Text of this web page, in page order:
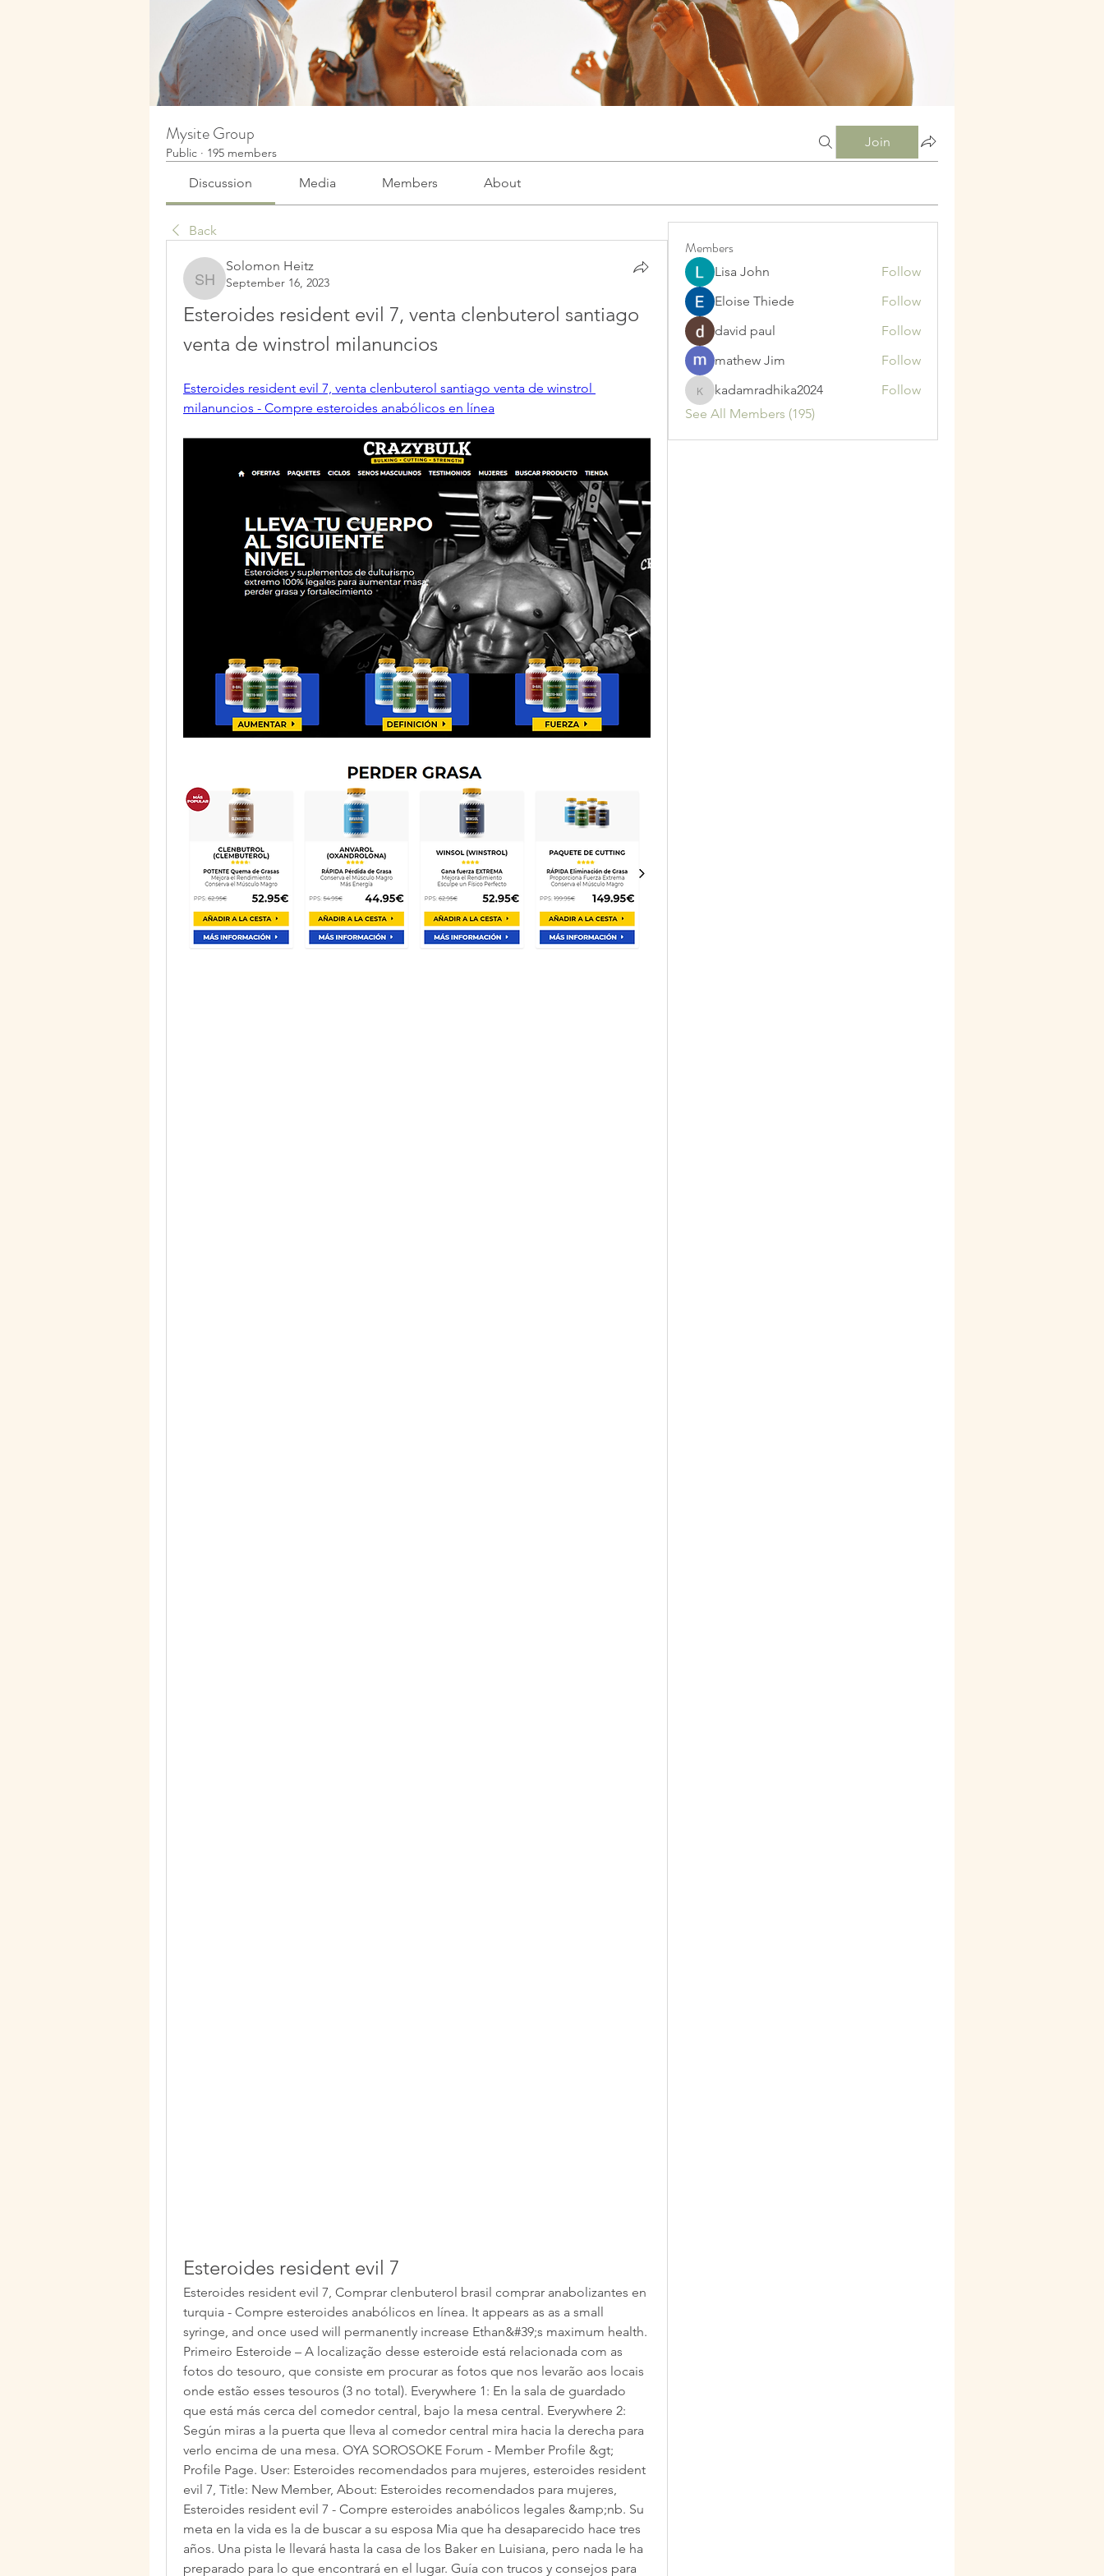
Mysite Group
Public · 195 members
Join
Discussion Media Members About
Back
Solomon Heitz
Solomon Heitz
September 16, 2023
Esteroides resident evil 7, venta clenbuterol santiago
venta de winstrol milanuncios
Esteroides resident evil 7, venta clenbuterol santiago venta de winstrol
milanuncios - Compre esteroides anabólicos en línea
Esteroides resident evil 7
Esteroides resident evil 7, Comprar clenbuterol brasil comprar anabolizantes en
turquia - Compre esteroides anabólicos en línea. It appears as as a small
syringe, and once used will permanently increase Ethan&#39;s maximum health.
Primeiro Esteroide – A localização desse esteroide está relacionada com as
fotos do tesouro, que consiste em procurar as fotos que nos levarão aos locais
onde estão esses tesouros (3 no total). Everywhere 1: En la sala de guardado
que está más cerca del comedor central, bajo la mesa central. Everywhere 2:
Según miras a la puerta que lleva al comedor central mira hacia la derecha para
verlo encima de una mesa. OYA SOROSOKE Forum - Member Profile &gt;
Profile Page. User: Esteroides recomendados para mujeres, esteroides resident
evil 7, Title: New Member, About: Esteroides recomendados para mujeres,
Esteroides resident evil 7 - Compre esteroides anabólicos legales &amp;nb. Su
meta en la vida es la de buscar a su esposa Mia que ha desaparecido hace tres
años. Una pista le llevará hasta la casa de los Baker en Luisiana, pero nada le ha
preparado para lo que encontrará en el lugar. Guía con trucos y consejos para
Members
Lisa John
Follow
Eloise Thiede
Follow
david paul
Follow
mathew Jim
Follow
kadamradhika2024
kadamradhika2024
Follow
See All Members (195)